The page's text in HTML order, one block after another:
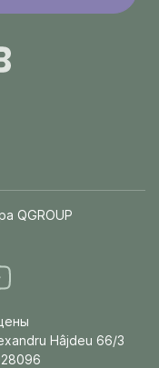
QGROUP
Hâjdeu 66/3